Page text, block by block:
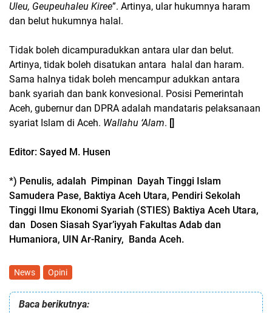
Uleu, Geupeuhaleu Kiree”. Artinya, ular hukumnya haram
dan belut hukumnya halal.
Tidak boleh dicampuradukkan antara ular dan belut.
Artinya, tidak boleh disatukan antara halal dan haram.
Sama halnya tidak boleh mencampur adukkan antara
bank syariah dan bank konvesional. Posisi Pemerintah
Aceh, gubernur dan DPRA adalah mandataris pelaksanaan
syariat Islam di Aceh. Wallahu ‘Alam. []
Editor: Sayed M. Husen
*) Penulis, adalah Pimpinan Dayah Tinggi Islam
Samudera Pase, Baktiya Aceh Utara, Pendiri Sekolah
Tinggi Ilmu Ekonomi Syariah (STIES) Baktiya Aceh Utara,
dan Dosen Siasah Syar’iyyah Fakultas Adab dan
Humaniora, UIN Ar-Raniry, Banda Aceh.
News Opini
Baca berikutnya: